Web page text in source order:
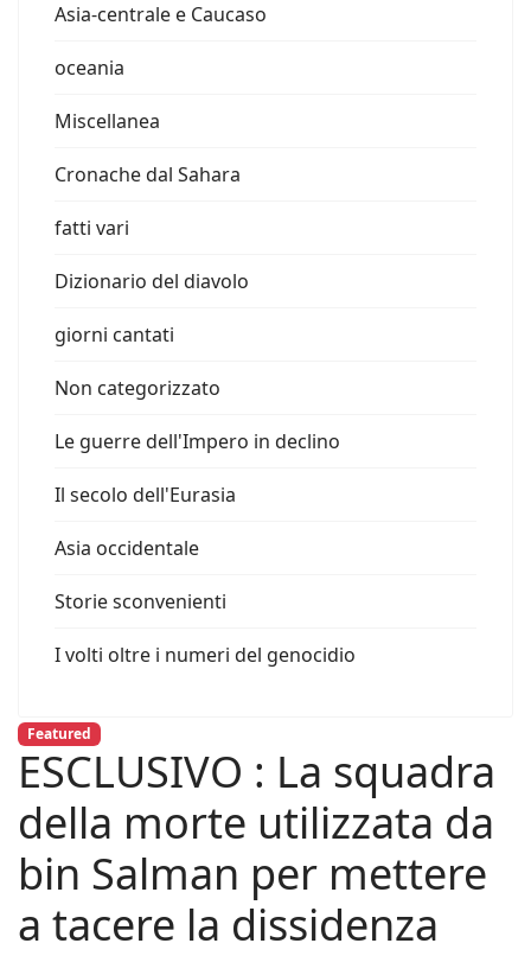
Asia-centrale e Caucaso
oceania
Miscellanea
Cronache dal Sahara
fatti vari
Dizionario del diavolo
giorni cantati
Non categorizzato
Le guerre dell'Impero in declino
Il secolo dell'Eurasia
Asia occidentale
Storie sconvenienti
I volti oltre i numeri del genocidio
Featured
ESCLUSIVO : La squadra
della morte utilizzata da
bin Salman per mettere
a tacere la dissidenza